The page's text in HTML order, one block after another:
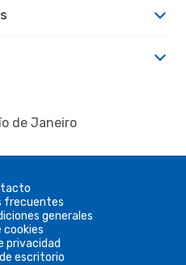
de Janeiro
frecuentes
generales
cookies
privacidad
escritorio